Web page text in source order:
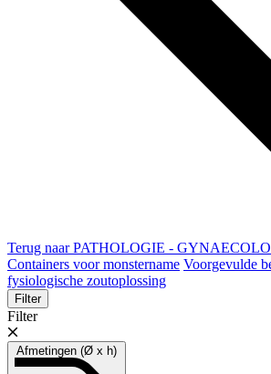
Terug naar PATHOLOGIE -
Containers voor monstername Voorgevulde
fysiologische zoutoplossing
Filter
Filter
Afmetingen (Ø x h)